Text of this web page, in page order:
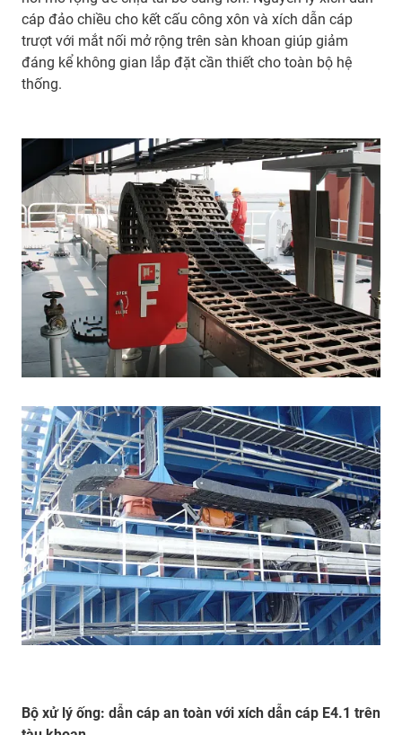
cáp đảo chiều cho kết cấu công xôn và xích dẫn cáp
trượt với mắt nối mở rộng trên sàn khoan giúp giảm
đáng kể không gian lắp đặt cần thiết cho toàn bộ hệ
thống.
Bộ xử lý ống: dẫn cáp an toàn với xích dẫn cáp E4.1 trên